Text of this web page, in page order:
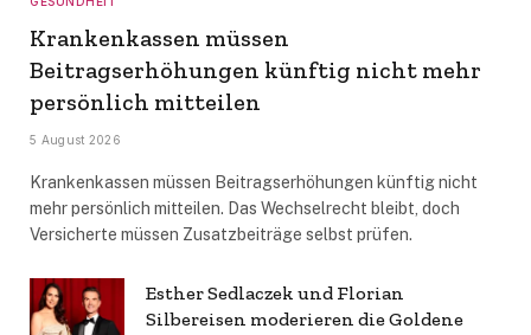
Krankenkassen müssen
Beitragserhöhungen künftig nicht mehr
persönlich mitteilen
5 August 2026
Krankenkassen müssen Beitragserhöhungen künftig nicht
mehr persönlich mitteilen. Das Wechselrecht bleibt, doch
Versicherte müssen Zusatzbeiträge selbst prüfen.
Esther Sedlaczek und Florian
Silbereisen moderieren die Goldene